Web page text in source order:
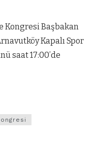
Kongresi Başbakan
Kapalı Spor
saat 17:00’de